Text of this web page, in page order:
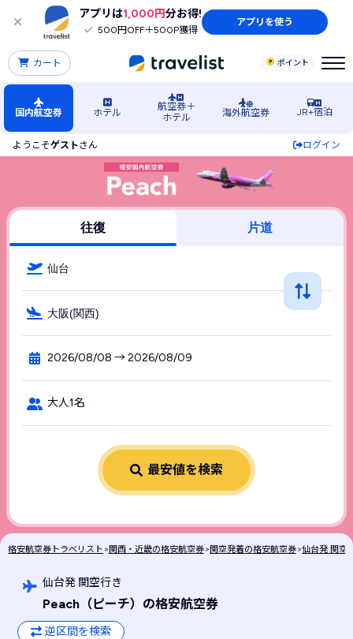
アプリは1,000円分お得!
500円OFF＋500P獲得
アプリを使う
ポイント
カート
国内航空券 ホテル
航空券＋
ホテル
海外航空券 JR+宿泊
ようこそゲストさん ログイン
仙台（宮城）空港発→関西空港行きPeach（ピーチ(Peach)）
往復 片道
仙台
大阪(関西)
2026/08/08 → 2026/08/09
大人1名
最安値を検索
格安航空券トラベリスト > 関西・近畿の格安航空券> 関空発着の格安航空券>仙台発 関空
仙台発 関空行き
Peach （ピーチ） の格安航空券
逆区間を検索